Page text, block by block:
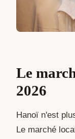
Le
2026
Hanoï n'est
Le marché